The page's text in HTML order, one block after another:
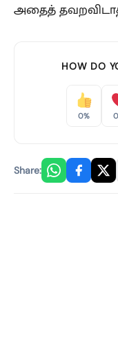
அதைத்
HOW DO
0%
Share: